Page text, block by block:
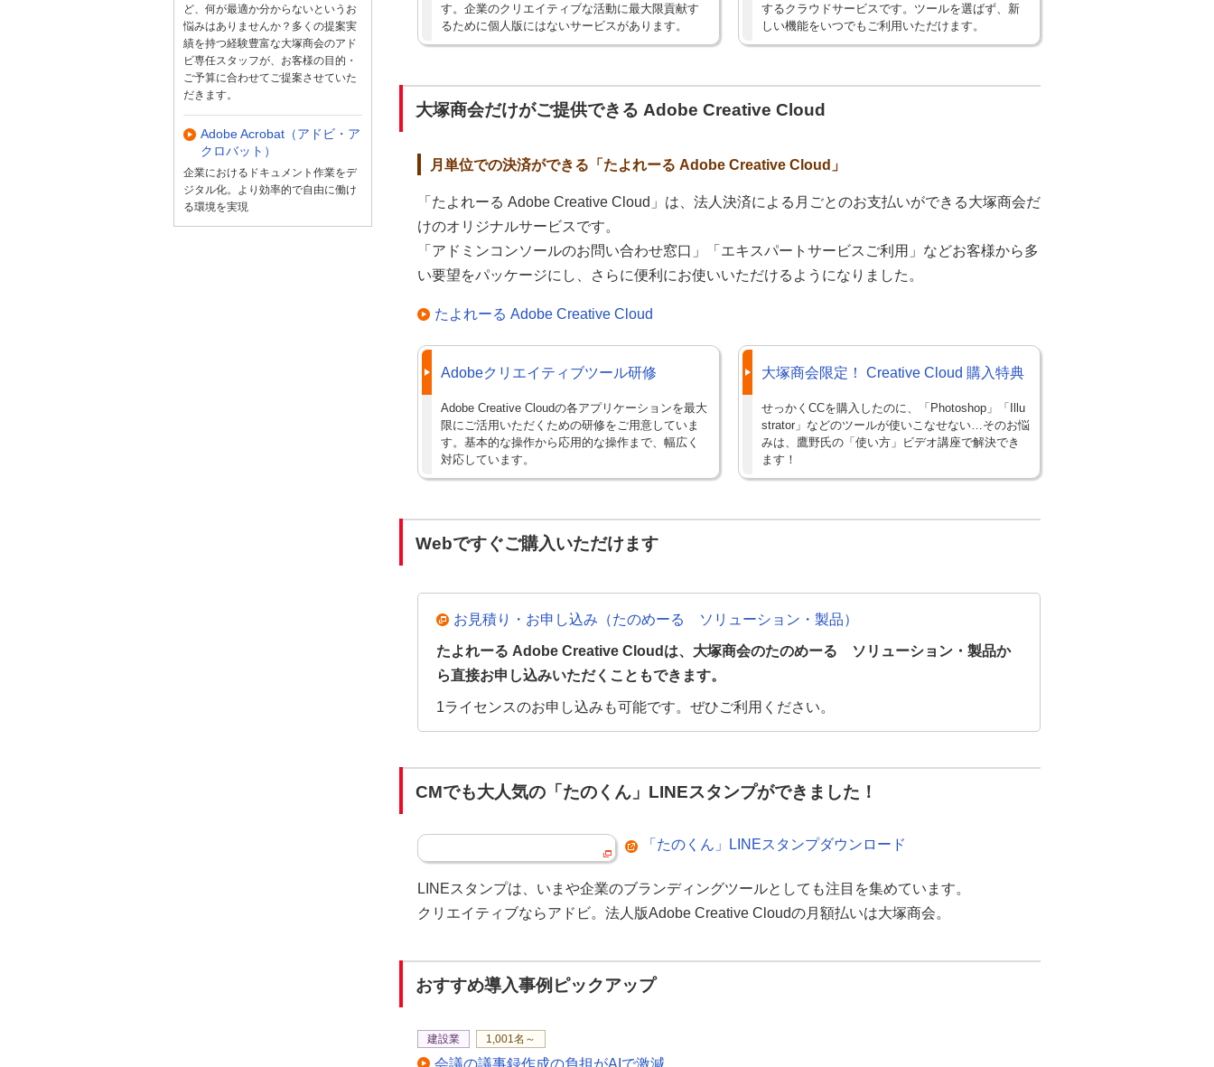
す。企業のクリエイティブな活動に最大限貢献す
るために個人版にはないサービスがあります。
するクラウドサービスです。ツールを選ばず、新
しい機能をいつでもご利用いただけます。
大塚商会だけがご提供できる Adobe Creative Cloud
月単位での決済ができる「たよれーる Adobe Creative Cloud」
「たよれーる Adobe Creative Cloud」は、法人決済による月ごとのお支払いができる大塚商会だ
けのオリジナルサービスです。
「アドミンコンソールのお問い合わせ窓口」「エキスパートサービスご利用」などお客様から多
い要望をパッケージにし、さらに便利にお使いいただけるようになりました。
たよれーる Adobe Creative Cloud
Adobeクリエイティブツール研修
Adobe Creative Cloudの各アプリケーションを最大
限にご活用いただくための研修をご用意していま
す。基本的な操作から応用的な操作まで、幅広く
対応しています。
大塚商会限定！ Creative Cloud 購入特典
せっかくCCを購入したのに、「Photoshop」「Illu
strator」などのツールが使いこなせない…そのお悩
みは、鷹野氏の「使い方」ビデオ講座で解決でき
ます！
Webですぐご購入いただけます
お見積り・お申し込み（たのめーる ソリューション・製品）
たよれーる Adobe Creative Cloudは、大塚商会のたのめーる ソリューション・製品か
ら直接お申し込みいただくこともできます。
1ライセンスのお申し込みも可能です。ぜひご利用ください。
CMでも大人気の「たのくん」LINEスタンプができました！
「たのくん」LINEスタンプダウンロード
LINEスタンプは、いまや企業のブランディングツールとしても注目を集めています。
クリエイティブならアドビ。法人版Adobe Creative Cloudの月額払いは大塚商会。
おすすめ導入事例ピックアップ
建設業 1,001名～
ど、何が最適か分からないというお
悩みはありませんか？多くの提案実
績を持つ経験豊富な大塚商会のアド
ビ専任スタッフが、お客様の目的・
ご予算に合わせてご提案させていた
だきます。
Adobe Acrobat（アドビ・ア
クロバット）
企業におけるドキュメント作業をデ
ジタル化。より効率的で自由に働け
る環境を実現